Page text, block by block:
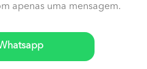
apenas uma mensagem.